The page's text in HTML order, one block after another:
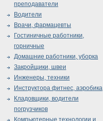
преподаватели
Водители
Врачи, фармацевты
Гостиничные работники,
горничные
Домашние работники, уборка
Закройщики, швеи
Инженеры, техники
Инструктора фитнес, аэробика
Кладовщики, водители
погрузчиков
Компьютерные технологии и